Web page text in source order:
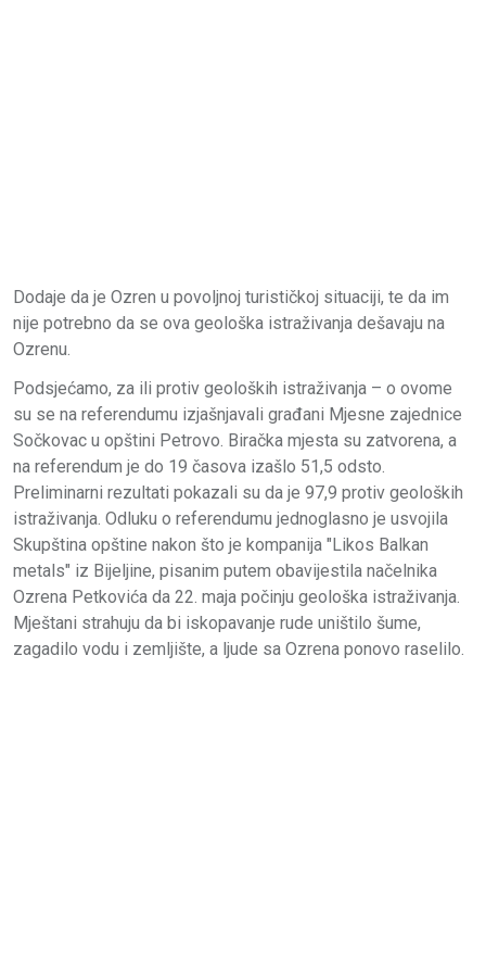
Dodaje da je Ozren u povoljnoj turističkoj situaciji, te da im
nije potrebno da se ova geološka istraživanja dešavaju na
Ozrenu.
Podsjećamo, za ili protiv geoloških istraživanja – o ovome
su se na referendumu izjašnjavali građani Mjesne zajednice
Sočkovac u opštini Petrovo. Biračka mjesta su zatvorena, a
na referendum je do 19 časova izašlo 51,5 odsto.
Preliminarni rezultati pokazali su da je 97,9 protiv geoloških
istraživanja. Odluku o referendumu jednoglasno je usvojila
Skupština opštine nakon što je kompanija "Likos Balkan
metals" iz Bijeljine, pisanim putem obavijestila načelnika
Ozrena Petkovića da 22. maja počinju geološka istraživanja.
Mještani strahuju da bi iskopavanje rude uništilo šume,
zagadilo vodu i zemljište, a ljude sa Ozrena ponovo raselilo.